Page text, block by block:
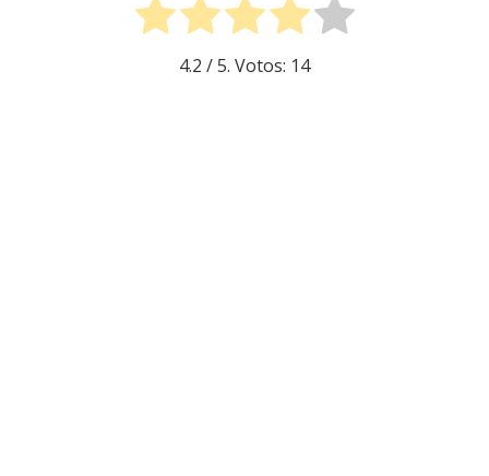
4.2 / 5. Votos: 14